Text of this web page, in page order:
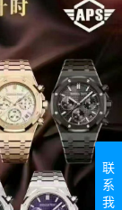
联
系
我